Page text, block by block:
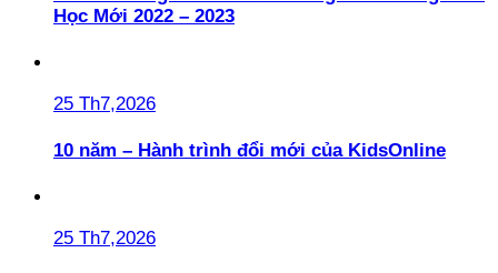
Học Mới 2022 – 2023
25 Th7,2026
10 năm – Hành trình đổi mới của KidsOnline
25 Th7,2026